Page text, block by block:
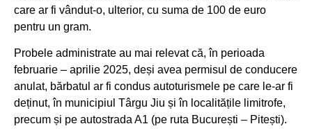
care ar fi vândut-o, ulterior, cu suma de 100 de euro
pentru un gram.
Probele administrate au mai relevat că, în perioada
februarie – aprilie 2025, deși avea permisul de conducere
anulat, bărbatul ar fi condus autoturismele pe care le-ar fi
deținut, în municipiul Târgu Jiu și în localitățile limitrofe,
precum și pe autostrada A1 (pe ruta București – Pitești).